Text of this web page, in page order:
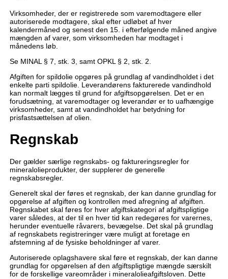
Virksomheder, der er registrerede som varemodtagere eller
autoriserede modtagere, skal efter udløbet af hver
kalendermåned og senest den 15. i efterfølgende måned angive
mængden af varer, som virksomheden har modtaget i
månedens løb.
Se MINAL § 7, stk. 3, samt OPKL § 2, stk. 2.
Afgiften for spildolie opgøres på grundlag af vandindholdet i det
enkelte parti spildolie. Leverandørens fakturerede vandindhold
kan normalt lægges til grund for afgiftsopgørelsen. Det er en
forudsætning, at varemodtager og leverandør er to uafhængige
virksomheder, samt at vandindholdet har betydning for
prisfastsættelsen af olien.
Regnskab
Der gælder særlige regnskabs- og faktureringsregler for
mineralolieprodukter, der supplerer de generelle
regnskabsregler.
Generelt skal der føres et regnskab, der kan danne grundlag for
opgørelse af afgiften og kontrollen med afregning af afgiften.
Regnskabet skal føres for hver afgiftskategori af afgiftspligtige
varer således, at der til en hver tid kan redegøres for varernes,
herunder eventuelle råvarers, bevægelse. Det skal på grundlag
af regnskabets registreringer være muligt at foretage en
afstemning af de fysiske beholdninger af varer.
Autoriserede oplagshavere skal føre et regnskab, der kan danne
grundlag for opgørelsen af den afgiftspligtige mængde særskilt
for de forskellige vareområder i mineralolieafgiftsloven. Dette